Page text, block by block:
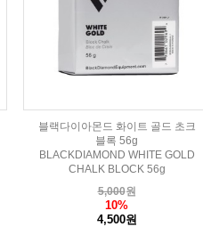
블랙다이아몬드 화이트 골드 초크
블록 56g
BLACKDIAMOND WHITE GOLD
CHALK BLOCK 56g
5,000원
10%
4,500원